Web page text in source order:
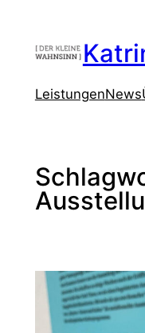
springen
LeistungenNews